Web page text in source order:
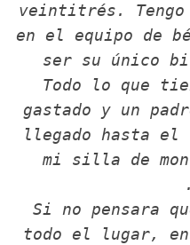
veintitrés. Tengo
en el equipo de
ser su único
Todo lo que
gastado y un
llegado hasta el
mi silla de
Si no pensara
todo el lugar,